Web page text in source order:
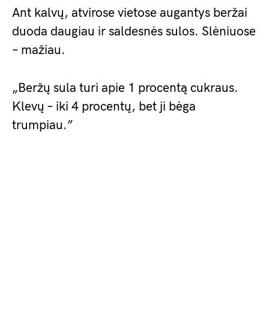
Ant kalvų, atvirose vietose augantys beržai
duoda daugiau ir saldesnės sulos. Slėniuose
– mažiau.
„Beržų sula turi apie 1 procentą cukraus.
Klevų – iki 4 procentų, bet ji bėga
trumpiau.”